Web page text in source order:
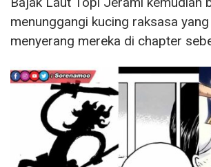
menunggangi kucing raksasa
menyerang mereka di chapter